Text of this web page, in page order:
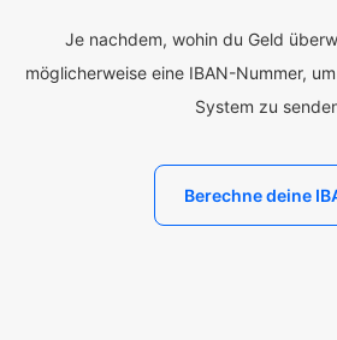
Je nachdem, wohin du Geld
möglicherweise eine IBAN-Nummer,
System zu
Berechne deine